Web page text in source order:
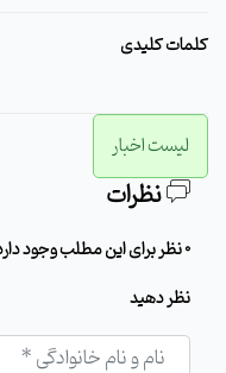
کلمات کلیدی
لیست اخبار
نظرات
0 نظر برای این مطلب وجود دارد
نظر دهید